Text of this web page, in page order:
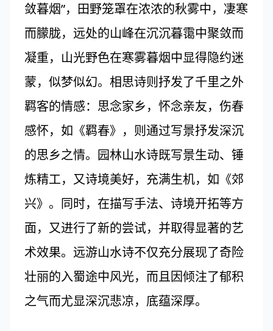
敛暮烟”，田野笼罩在浓浓的秋雾中，凄寒
而朦胧，远处的山峰在沉沉暮霭中聚敛而
凝重，山光野色在寒雾暮烟中显得隐约迷
蒙，似梦似幻。相思诗则抒发了千里之外
羁客的情感：思念家乡，怀念亲友，伤春
感怀，如《羁春》，则通过写景抒发深沉
的思乡之情。园林山水诗既写景生动、锤
炼精工，又诗境美好，充满生机，如《郊
兴》。同时，在描写手法、诗境开拓等方
面，又进行了新的尝试，并取得显著的艺
术效果。远游山水诗不仅充分展现了奇险
壮丽的入蜀途中风光，而且因倾注了郁积
之气而尤显深沉悲凉，底蕴深厚。